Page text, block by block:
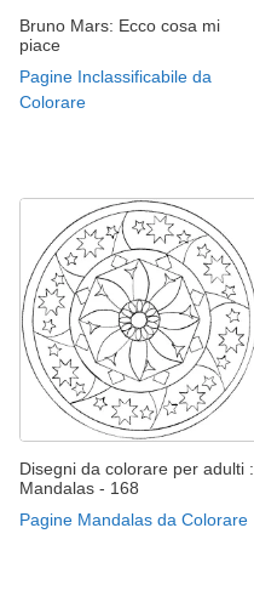
Bruno Mars: Ecco cosa mi
piace
Pagine Inclassificabile da
Colorare
Disegni da colorare per adulti :
Mandalas - 168
Pagine Mandalas da Colorare